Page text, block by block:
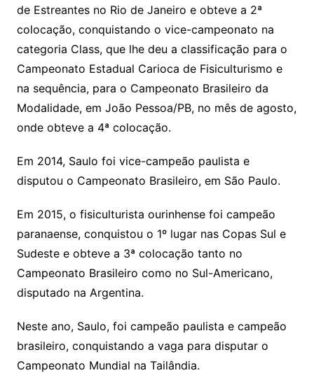
de Estreantes no Rio de Janeiro e obteve a 2ª
colocação, conquistando o vice-campeonato na
categoria Class, que lhe deu a classificação para o
Campeonato Estadual Carioca de Fisiculturismo e
na sequência, para o Campeonato Brasileiro da
Modalidade, em João Pessoa/PB, no mês de agosto,
onde obteve a 4ª colocação.
Em 2014, Saulo foi vice-campeão paulista e
disputou o Campeonato Brasileiro, em São Paulo.
Em 2015, o fisiculturista ourinhense foi campeão
paranaense, conquistou o 1º lugar nas Copas Sul e
Sudeste e obteve a 3ª colocação tanto no
Campeonato Brasileiro como no Sul-Americano,
disputado na Argentina.
Neste ano, Saulo, foi campeão paulista e campeão
brasileiro, conquistando a vaga para disputar o
Campeonato Mundial na Tailândia.